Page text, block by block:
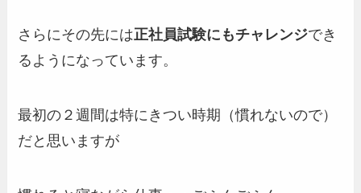
さらにその先には正社員試験にもチャレンジでき
るようになっています。
最初の２週間は特にきつい時期（慣れないので）
だと思いますが